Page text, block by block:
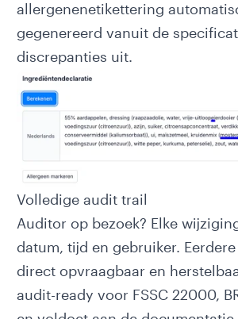
allergenenetikettering
gegenereerd vanuit de
discrepanties uit.
Volledige audit trail
Auditor op bezoek? Elke
datum, tijd en gebruiker.
direct opvraagbaar en
audit-ready voor FSSC 22000,